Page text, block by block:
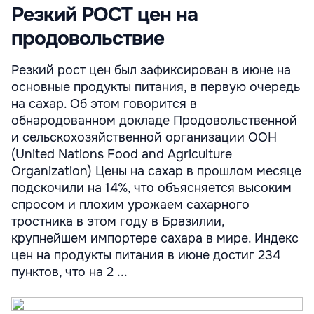
Резкий РОСТ цен на
продовольствие
Резкий рост цен был зафиксирован в июне на
основные продукты питания, в первую очередь
на сахар. Об этом говорится в
обнародованном докладе Продовольственной
и сельскохозяйственной организации ООН
(United Nations Food and Agriculture
Organization) Цены на сахар в прошлом месяце
подскочили на 14%, что объясняется высоким
спросом и плохим урожаем сахарного
тростника в этом году в Бразилии,
крупнейшем импортере сахара в мире. Индекс
цен на продукты питания в июне достиг 234
пунктов, что на 2 ...